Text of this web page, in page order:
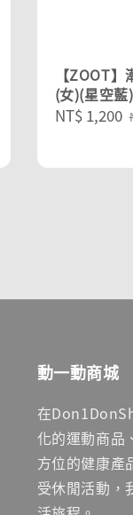
【ZOOT
(女)(星空藍)
Sale
NT$ 1,200
動一動商城
在
化的運動商品
方位的健康產
受休閒活動，